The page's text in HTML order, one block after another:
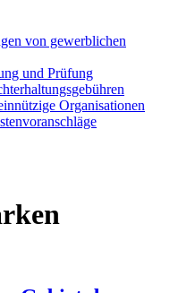
von gewerblichen
und Prüfung
Organisationen